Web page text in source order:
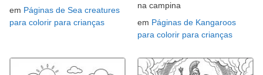
em Páginas de Sea creatures
para colorir para crianças
na campina
em Páginas de Kangaroos
para colorir para crianças